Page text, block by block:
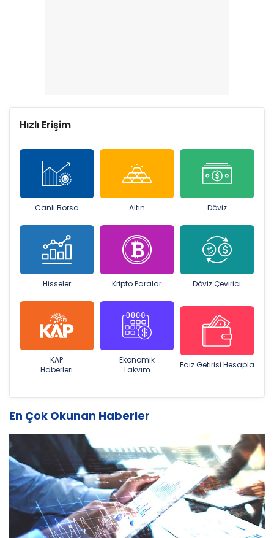
Hızlı Erişim
Canlı Borsa Altın Döviz
Hisseler Kripto Paralar Döviz Çevirici
KAP
Haberleri
Ekonomik
Takvim
Faiz Getirisi Hesapla
En Çok Okunan Haberler